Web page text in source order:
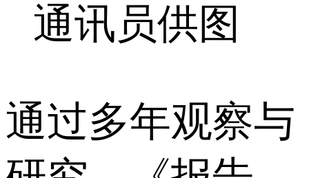
通讯员供图
通过多年观察与